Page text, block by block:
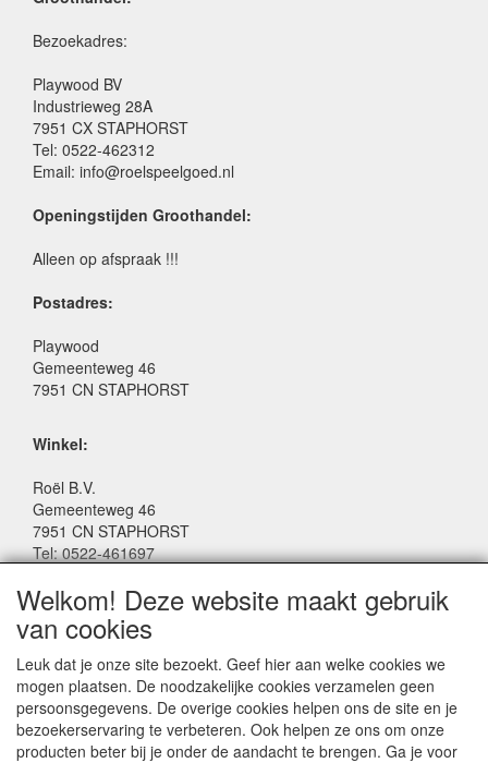
Bezoekadres:
Playwood BV
Industrieweg 28A
7951 CX STAPHORST
Tel: 0522-462312
Email: info@roelspeelgoed.nl
Openingstijden Groothandel:
Alleen op afspraak !!!
Postadres:
Playwood
Gemeenteweg 46
7951 CN STAPHORST
Winkel:
Roël B.V.
Gemeenteweg 46
7951 CN STAPHORST
Tel: 0522-461697
Facebook: www.facebook.com/roelspeelgoed
Openingstijden Winkel:
Maandag t/m Vrijdag: 9:00 - 17:30
Zaterdag: 9:00 - 17:00
Donderdagavond koopavond: 19:00 - 21:00
Welkom! Deze website maakt gebruik
van cookies
Leuk dat je onze site bezoekt. Geef hier aan welke cookies we
mogen plaatsen. De noodzakelijke cookies verzamelen geen
persoonsgegevens. De overige cookies helpen ons de site en je
bezoekerservaring te verbeteren. Ook helpen ze ons om onze
producten beter bij je onder de aandacht te brengen. Ga je voor